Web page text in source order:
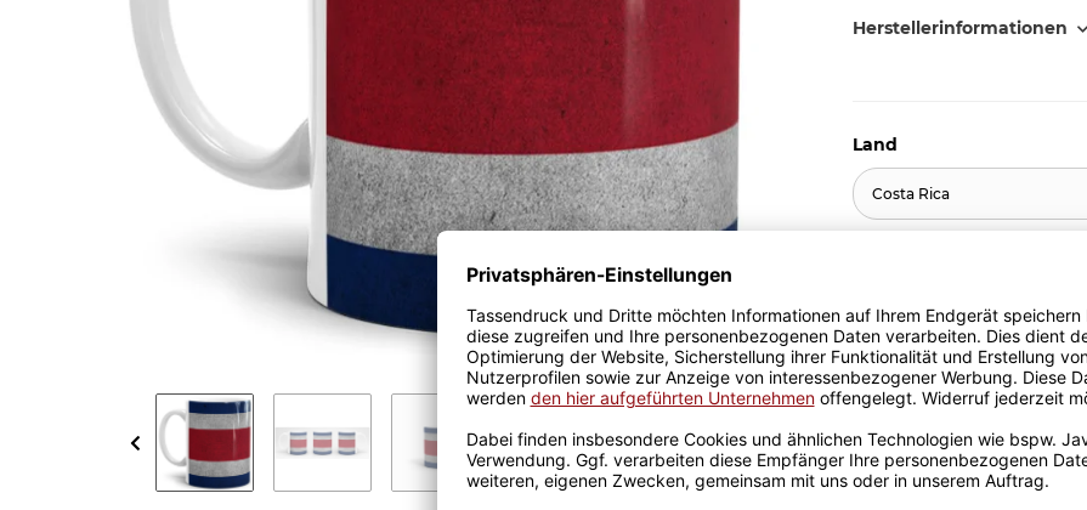
Herstellerinformationen
Land
Costa Rica
10,95 €
inkl. 19% MwSt. , zzgl. Versand
Stk